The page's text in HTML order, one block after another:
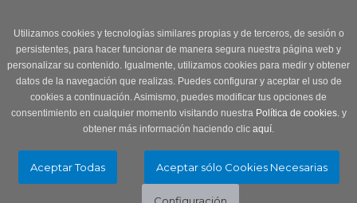
Utilizamos cookies y tecnologías similares propias y de terceros, de sesión o
persistentes, para hacer funcionar de manera segura nuestra página web y
personalizar su contenido. Igualmente, utilizamos cookies para medir y obtener
datos de la navegación que realizas. Puedes configurar y aceptar el uso de
cookies a continuación. Asimismo, puedes modificar tus opciones de
consentimiento en cualquier momento visitando nuestra Política de cookies.y
obtener más información haciendo clic aquí.